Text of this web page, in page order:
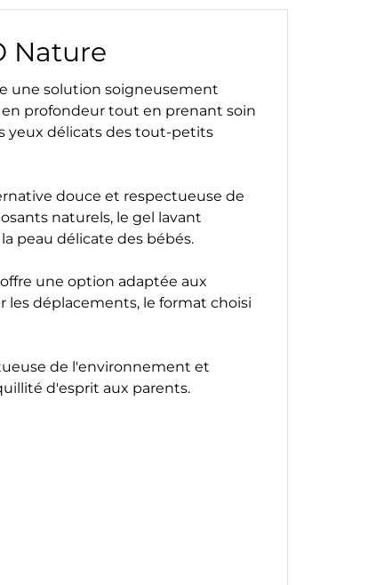
Nature
une solution soigneusement
profondeur tout en prenant soin
yeux délicats des tout-petits
douce et respectueuse de
naturels, le gel lavant
peau délicate des bébés.
une option adaptée aux
les déplacements, le format choisi
de l'environnement et
d'esprit aux parents.